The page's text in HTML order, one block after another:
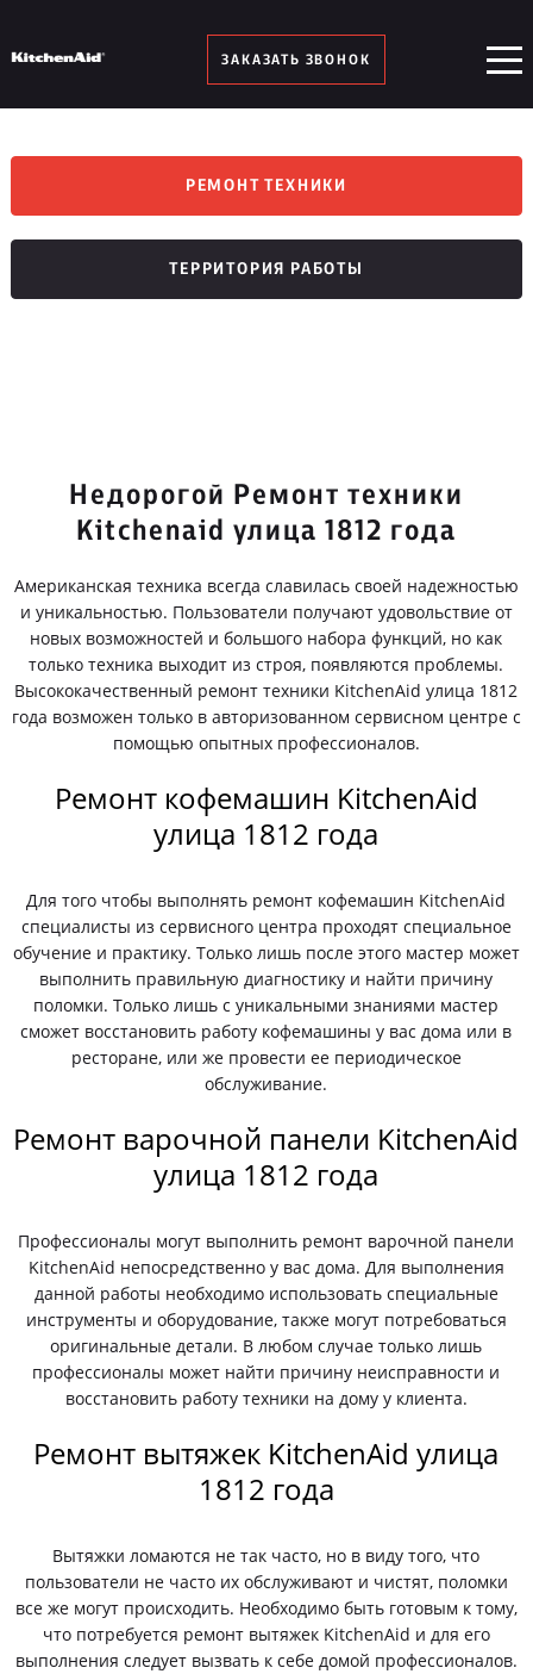
ЗАКАЗАТЬ ЗВОНОК
РЕМОНТ ТЕХНИКИ
ТЕРРИТОРИЯ РАБОТЫ
Недорогой Ремонт техники
Kitchenaid улица 1812 года
Американская техника всегда славилась своей надежностью
и уникальностью. Пользователи получают удовольствие от
новых возможностей и большого набора функций, но как
только техника выходит из строя, появляются проблемы.
Высококачественный ремонт техники KitchenAid улица 1812
года возможен только в авторизованном сервисном центре с
помощью опытных профессионалов.
Ремонт кофемашин KitchenAid
улица 1812 года
Для того чтобы выполнять ремонт кофемашин KitchenAid
специалисты из сервисного центра проходят специальное
обучение и практику. Только лишь после этого мастер может
выполнить правильную диагностику и найти причину
поломки. Только лишь с уникальными знаниями мастер
сможет восстановить работу кофемашины у вас дома или в
ресторане, или же провести ее периодическое
обслуживание.
Ремонт варочной панели KitchenAid
улица 1812 года
Профессионалы могут выполнить ремонт варочной панели
KitchenAid непосредственно у вас дома. Для выполнения
данной работы необходимо использовать специальные
инструменты и оборудование, также могут потребоваться
оригинальные детали. В любом случае только лишь
профессионалы может найти причину неисправности и
восстановить работу техники на дому у клиента.
Ремонт вытяжек KitchenAid улица
1812 года
Вытяжки ломаются не так часто, но в виду того, что
пользователи не часто их обслуживают и чистят, поломки
все же могут происходить. Необходимо быть готовым к тому,
что потребуется ремонт вытяжек KitchenAid и для его
выполнения следует вызвать к себе домой профессионалов.